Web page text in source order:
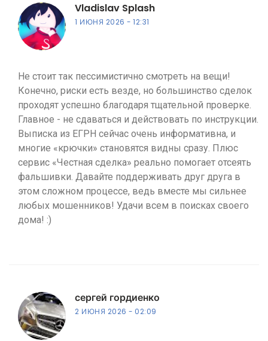
Vladislav Splash
1 ИЮНЯ 2026 12:31
Не стоит так пессимистично смотреть на вещи!
Конечно, риски есть везде, но большинство сделок
проходят успешно благодаря тщательной проверке.
Главное - не сдаваться и действовать по инструкции.
Выписка из ЕГРН сейчас очень информативна, и
многие «крючки» становятся видны сразу. Плюс
сервис «Честная сделка» реально помогает отсеять
фальшивки. Давайте поддерживать друг друга в
этом сложном процессе, ведь вместе мы сильнее
любых мошенников! Удачи всем в поисках своего
дома! :)
сергей гордиенко
2 ИЮНЯ 2026 02:09